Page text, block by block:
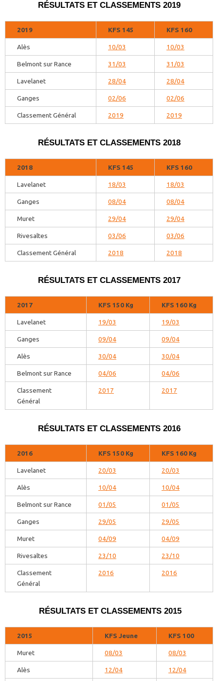
RÉSULTATS ET CLASSEMENTS 2019
2019 KFS 145 KFS 160
Alès 10/03 10/03
Belmont sur Rance 31/03 31/03
Lavelanet 28/04 28/04
Ganges 02/06 02/06
Classement Général 2019 2019
RÉSULTATS ET CLASSEMENTS 2018
2018 KFS 145 KFS 160
Lavelanet 18/03 18/03
Ganges 08/04 08/04
Muret 29/04 29/04
Rivesaltes 03/06 03/06
Classement Général 2018 2018
RÉSULTATS ET CLASSEMENTS 2017
2017 KFS 150 Kg KFS 160 Kg
Lavelanet 19/03 19/03
Ganges 09/04 09/04
Alès 30/04 30/04
Belmont sur Rance 04/06 04/06
Classement
Général
2017 2017
RÉSULTATS ET CLASSEMENTS 2016
2016 KFS 150 Kg KFS 160 Kg
Lavelanet 20/03 20/03
Alès 10/04 10/04
Belmont sur Rance 01/05 01/05
Ganges 29/05 29/05
Muret 04/09 04/09
Rivesaltes 23/10 23/10
Classement
Général
2016 2016
RÉSULTATS ET CLASSEMENTS 2015
2015 KFS Jeune KFS 100
Muret 08/03 08/03
Alès 12/04 12/04